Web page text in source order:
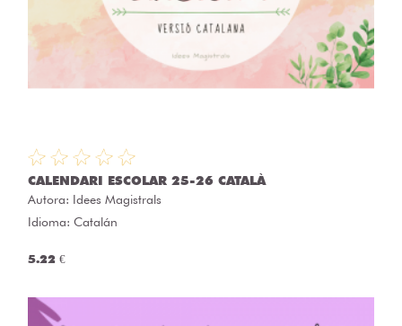
CALENDARI ESCOLAR 25-26 CATALÀ
Autora: Idees Magistrals
Idioma: Catalán
5.22 €